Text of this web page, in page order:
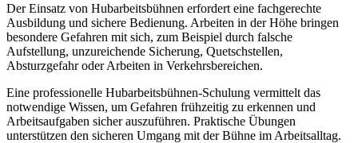
Der Einsatz von Hubarbeitsbühnen erfordert eine fachgerechte
Ausbildung und sichere Bedienung. Arbeiten in der Höhe bringen
besondere Gefahren mit sich, zum Beispiel durch falsche
Aufstellung, unzureichende Sicherung, Quetschstellen,
Absturzgefahr oder Arbeiten in Verkehrsbereichen.
Eine professionelle Hubarbeitsbühnen-Schulung vermittelt das
notwendige Wissen, um Gefahren frühzeitig zu erkennen und
Arbeitsaufgaben sicher auszuführen. Praktische Übungen
unterstützen den sicheren Umgang mit der Bühne im Arbeitsalltag.